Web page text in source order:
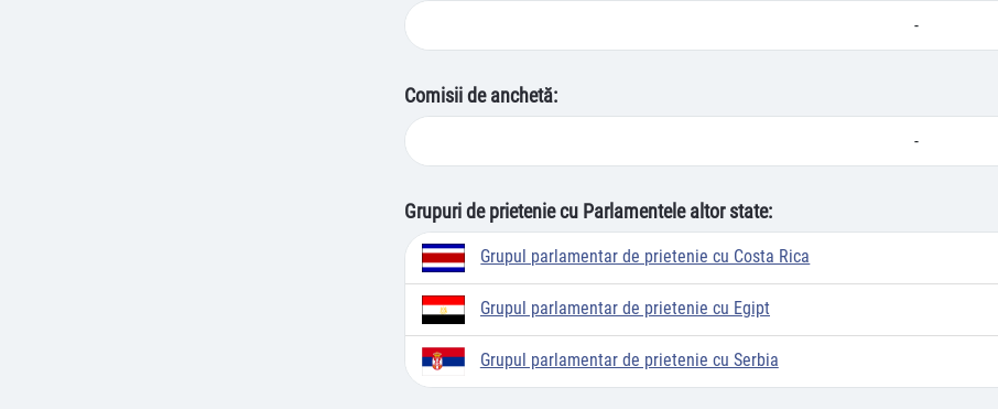
-
Comisii de anchetă:
-
Grupuri de prietenie cu Parlamentele altor state:
Grupul parlamentar de prietenie cu Costa Rica
Grupul parlamentar de prietenie cu Egipt
Grupul parlamentar de prietenie cu Serbia